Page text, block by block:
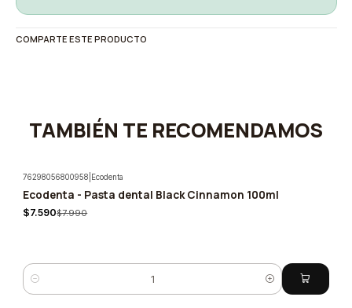
COMPARTE ESTE PRODUCTO
TAMBIÉN TE RECOMENDAMOS
-5%
76298056800958 Ecodenta
Ecodenta - Pasta dental Black Cinnamon 100ml
$7.590$7.990
Cantidad